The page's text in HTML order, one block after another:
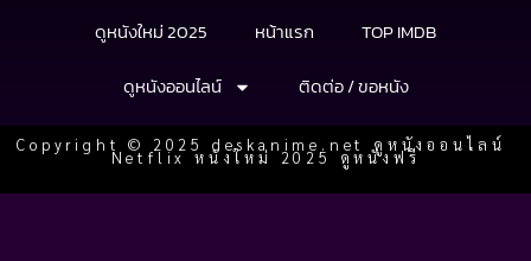
ดูหนังใหม่ 2025 หน้าแรก
TOP IMDB
ดูหนังออนไลน์
ติดต่อ / ขอหนัง
Copyright © 2025 deskanime.net ดูหนังออนไลน์
Netflix หนังใหม่ 2025 ดูหนังฟรี